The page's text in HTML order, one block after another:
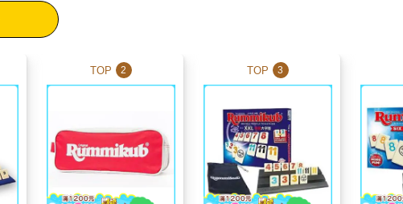
TOP 2 TOP 3